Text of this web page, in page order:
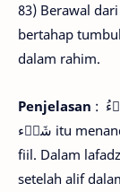
83) Berawal
bertahap
dalam rahim.
Penjelasan : يَشَاۤءُ ۗ merupakan fiil mudhori dari madhi
شَاۤء itu menandakan bahwa يَشَاۤءُ merupakan kalimat
fiil. Dalam lafadz يَشَاۤءُ terdapat hamzah yang jatuh
setelah alif